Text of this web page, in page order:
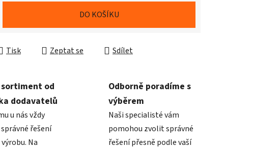
DO KOŠÍKU
Tisk Zeptat se Sdílet
od
dodavatelů
u nás vždy
řešení
Na
Odborně poradíme s
výběrem
Naši specialisté vám
pomohou zvolit správné
řešení přesně podle vaší